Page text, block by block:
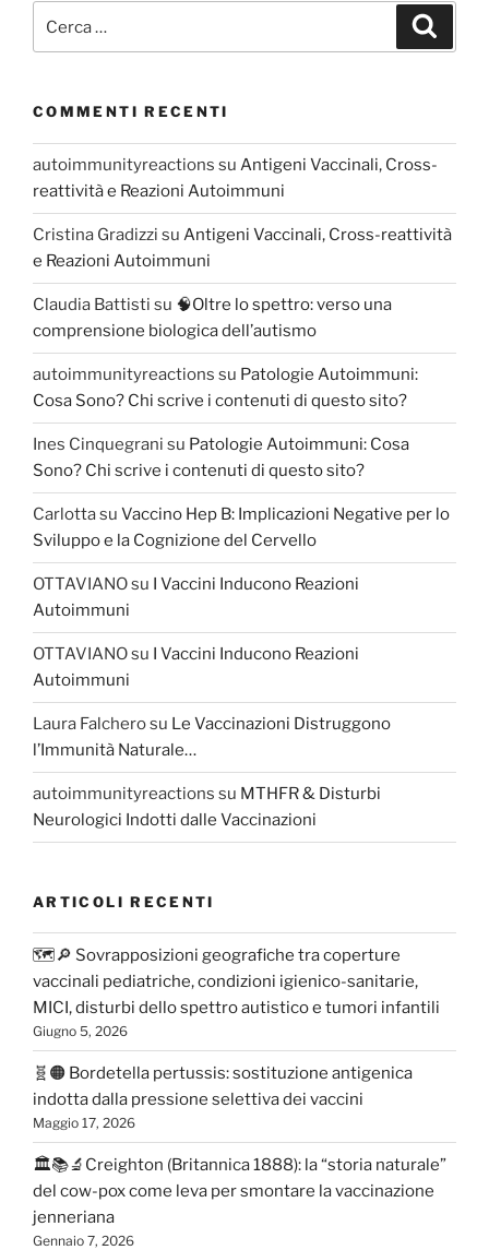
COMMENTI RECENTI
autoimmunityreactions su Antigeni Vaccinali, Cross-
reattività e Reazioni Autoimmuni
Cristina Gradizzi su Antigeni Vaccinali, Cross-reattività
e Reazioni Autoimmuni
Claudia Battisti su 🧠Oltre lo spettro: verso una
comprensione biologica dell’autismo
autoimmunityreactions su Patologie Autoimmuni:
Cosa Sono? Chi scrive i contenuti di questo sito?
Ines Cinquegrani su Patologie Autoimmuni: Cosa
Sono? Chi scrive i contenuti di questo sito?
Carlottasu Vaccino Hep B: Implicazioni Negative per lo
Sviluppo e la Cognizione del Cervello
OTTAVIANOsu I Vaccini Inducono Reazioni
Autoimmuni
OTTAVIANOsu I Vaccini Inducono Reazioni
Autoimmuni
Laura Falcherosu Le Vaccinazioni Distruggono
l’Immunità Naturale…
autoimmunityreactions su MTHFR & Disturbi
Neurologici Indotti dalle Vaccinazioni
ARTICOLI RECENTI
🗺️🔎 Sovrapposizioni geografiche tra coperture
vaccinali pediatriche, condizioni igienico-sanitarie,
MICI, disturbi dello spettro autistico e tumori infantili
Giugno 5, 2026
🧬🟠 Bordetella pertussis: sostituzione antigenica
indotta dalla pressione selettiva dei vaccini
Maggio 17, 2026
🏛️📚🔬Creighton (Britannica 1888): la “storia naturale”
del cow-pox come leva per smontare la vaccinazione
jenneriana
Gennaio 7, 2026